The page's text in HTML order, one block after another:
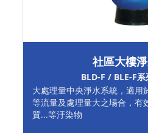
社區大樓
BLD-F / BLE-F
大處理量中央淨水系統，適用
等流量及處理量大之場合，有
質...等汙染物